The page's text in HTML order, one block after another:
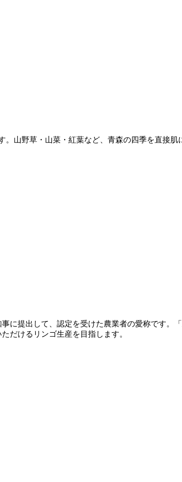
山野草・山菜・紅葉など、青森の四季を直接肌
に提出して、認定を受けた農業者の愛称です。
だけるリンゴ生産を目指します。